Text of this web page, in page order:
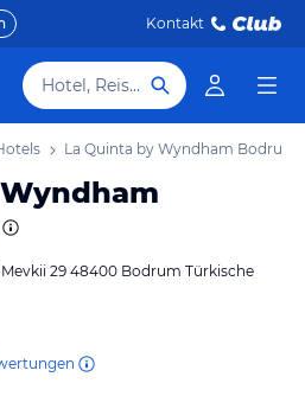
Kontakt
Hotel, Reiseziel
La Quinta by Wyndham Bodrum
29 48400 Bodrum Türkische